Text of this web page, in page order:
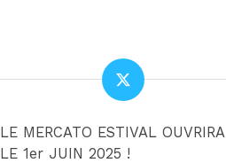
LE MERCATO ESTIVAL OUVRIRA
LE 1er JUIN 2025 !